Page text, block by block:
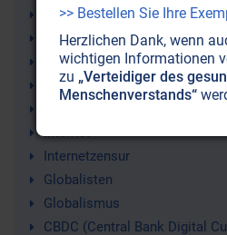
Finanzwelt
Geld (Finanzsystem)
Neue Weltordnung (New
Finanzoligarchie
Internet
Internetzensur
Globalisten
Globalismus
CBDC (Central Bank Digital
>> Bestellen Sie Ihre
Herzlichen Dank, wenn
wichtigen Informationen
zu „Verteidiger des
Menschenverstands“